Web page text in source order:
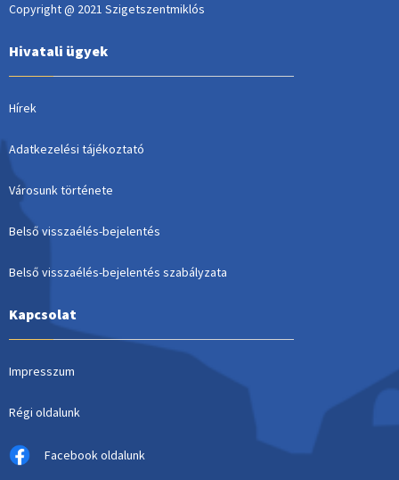
Copyright @ 2021 Szigetszentmiklós
Hivatali ügyek
Hírek
Adatkezelési tájékoztató
Városunk története
Belső visszaélés-bejelentés
Belső visszaélés-bejelentés szabályzata
Kapcsolat
Impresszum
Régi oldalunk
Facebook oldalunk